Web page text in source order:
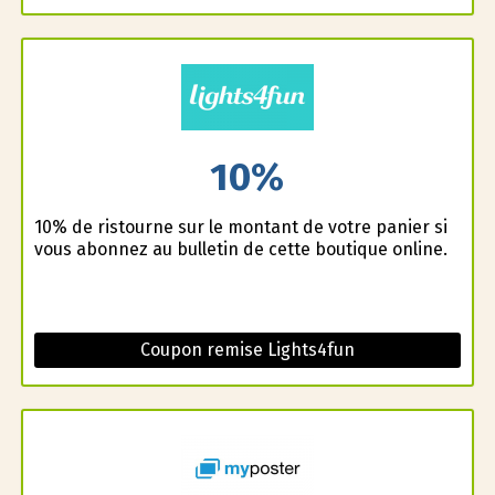
10%
10% de ristourne sur le montant de votre panier si
vous abonnez au bulletin de cette boutique online.
Coupon remise Lights4fun